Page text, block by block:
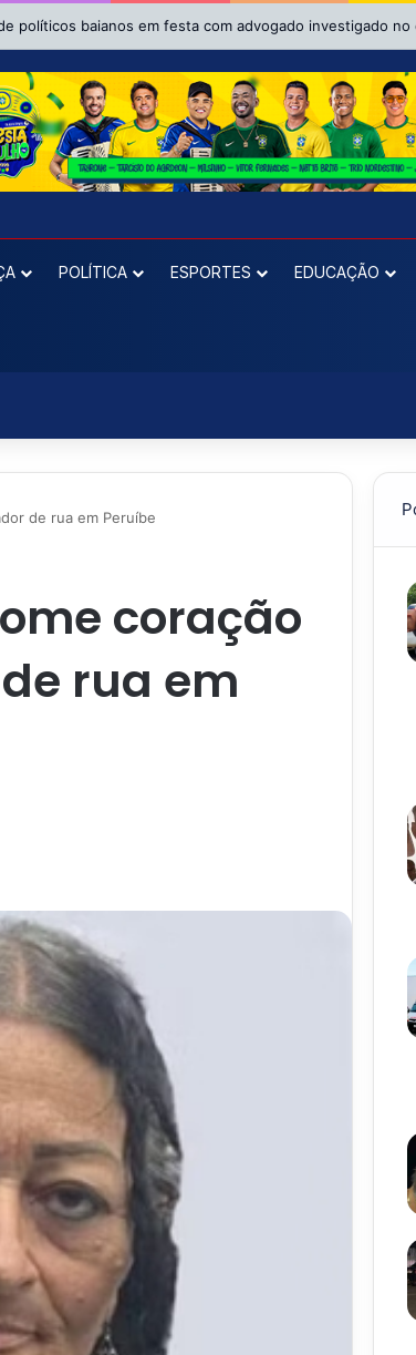
da Bahia impugnação da candidatura de Binho Galinha à
POLÍTICA ESPORTES EDUCAÇÃO
de rua em Peruíbe
coração
rua em